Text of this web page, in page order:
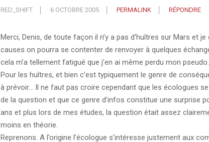
RED_SHIFT 6 OCTOBRE 2005 PERMALINK RÉPONDRE
Merci, Denis, de toute façon il n’y a pas d’huîtres sur Mars et
causes on pourra se contenter de renvoyer à quelques
cela m’a tellement fatigué que j’en ai même perdu mon
Pour les huîtres, et bien c’est typiquement le genre de
à prévoir… Il ne faut pas croire cependant que les écologues
de la question et que ce genre d’infos constitue une surprise
ans et plus lors de mes études, la question était assez
moins en théorie.
Reprenons. A l’origine l’écologue s’intéresse justement aux